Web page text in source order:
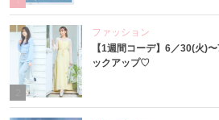
ファッション
【1週間コーデ】6／30(火)
ックアップ♡